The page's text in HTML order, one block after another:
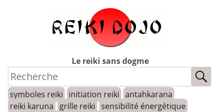
Le reiki sans dogme
symboles reiki initiation reiki antahkarana
reiki karuna
grille reiki sensibilité énergétique